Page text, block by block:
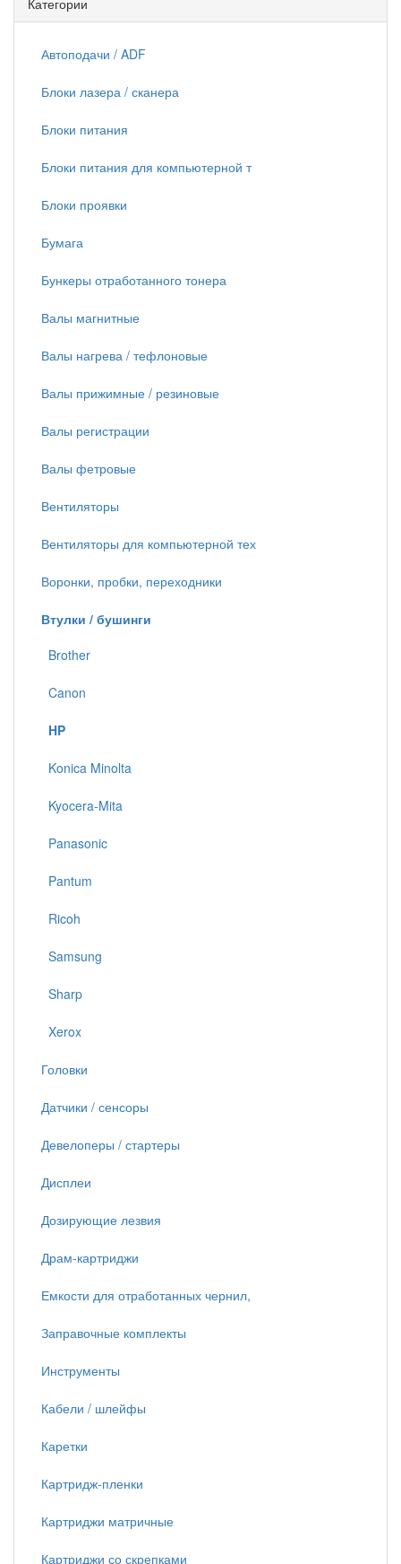
Категории
Автоподачи / ADF
Блоки лазера / сканера
Блоки питания
Блоки питания для компьютерной т
Блоки проявки
Бумага
Бункеры отработанного тонера
Валы магнитные
Валы нагрева / тефлоновые
Валы прижимные / резиновые
Валы регистрации
Валы фетровые
Вентиляторы
Вентиляторы для компьютерной тех
Воронки, пробки, переходники
Втулки / бушинги
Brother
Canon
HP
Konica Minolta
Kyocera-Mita
Panasonic
Pantum
Ricoh
Samsung
Sharp
Xerox
Головки
Датчики / сенсоры
Девелоперы / стартеры
Дисплеи
Дозирующие лезвия
Драм-картриджи
Емкости для отработанных чернил,
Заправочные комплекты
Инструменты
Кабели / шлейфы
Каретки
Картридж-пленки
Картриджи матричные
Картриджи со скрепками